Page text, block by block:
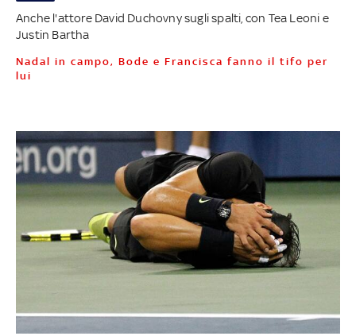
Anche l'attore David Duchovny sugli spalti, con Tea Leoni e
Justin Bartha
Nadal in campo, Bode e Francisca fanno il tifo per
lui